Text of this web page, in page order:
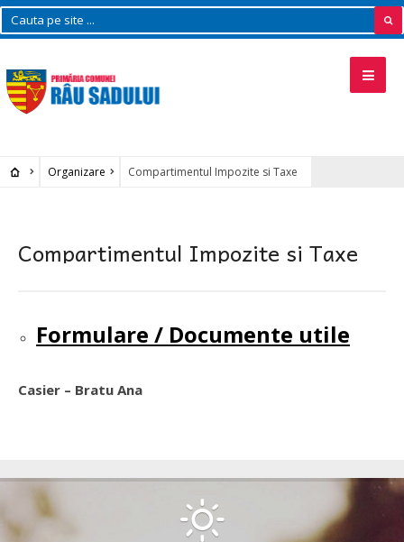
Organizare Compartimentul Impozite si Taxe
Compartimentul Impozite si Taxe
Formulare / Documente utile
Casier – Bratu Ana